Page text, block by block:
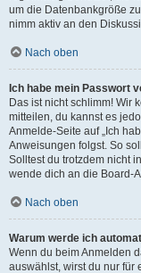
um die Datenbankgröße
nimm aktiv an den
Nach oben
Ich habe mein Passwort
Das ist nicht schlimm! Wir
mitteilen, du kannst es
Anmelde-Seite auf „Ich
Anweisungen folgst. So
Solltest du trotzdem nicht
wende dich an die Board-
Nach oben
Warum werde ich
Wenn du beim Anmelden
auswählst, wirst du nur für